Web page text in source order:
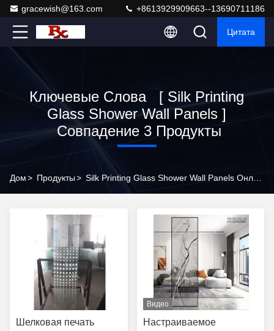
gracewish@163.com +8613929909663--13690711186
Цитата
Ключевые Слова [ Silk Printing
Glass Shower Wall Panels ]
Совпадение 3 Продукты
Дом> Продукты>
Шелковая печать
Видео
Настраиваемое